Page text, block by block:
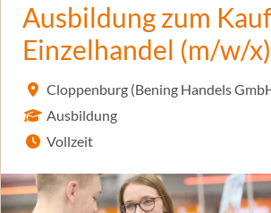
Ausbildung zum
Einzelhandel (m/w/x)
Cloppenburg (Bening Handels
Ausbildung
Vollzeit